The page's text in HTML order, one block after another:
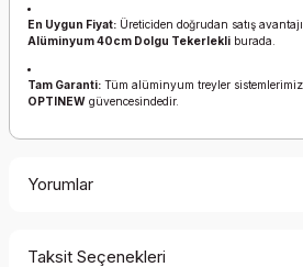
En Uygun Fiyat: Üreticiden doğrudan satış
Alüminyum 40cm Dolgu Tekerlekli burada.
Tam Garanti: Tüm alüminyum treyler
OPTINEW güvencesindedir.
Yorumlar
Taksit Seçenekleri